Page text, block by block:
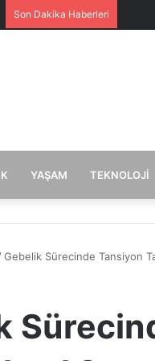
Son Dakika Haberleri
YAŞAM TEKNOLOJI
Gebelik Sürecinde Tansiyon